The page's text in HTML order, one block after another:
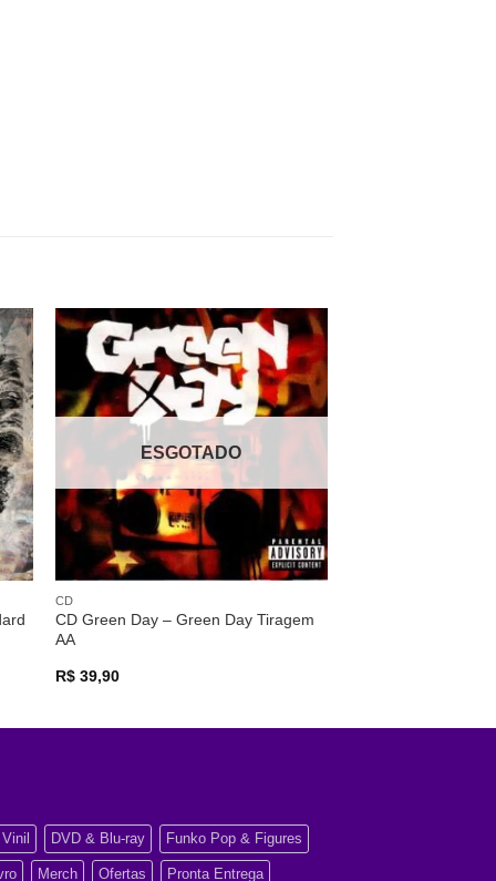
Adicionar
a lista de
desejos
ESGOTADO
CD
CD Green Day – Green Day Tiragem
AA
R$39,90
DVD & Blu-ray Funko Pop & Figures
Merch Ofertas Pronta Entrega